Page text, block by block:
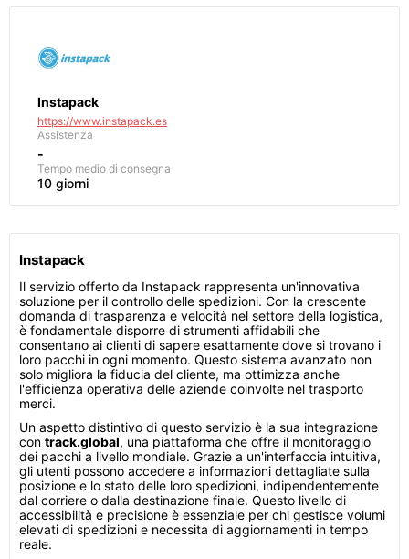
Instapack
https://www.instapack.es
Assistenza
-
Tempo medio di consegna
10 giorni
Instapack
Il servizio offerto da Instapack rappresenta un'innovativa
soluzione per il controllo delle spedizioni. Con la crescente
domanda di trasparenza e velocità nel settore della logistica,
è fondamentale disporre di strumenti affidabili che
consentano ai clienti di sapere esattamente dove si trovano i
loro pacchi in ogni momento. Questo sistema avanzato non
solo migliora la fiducia del cliente, ma ottimizza anche
l'efficienza operativa delle aziende coinvolte nel trasporto
merci.
Un aspetto distintivo di questo servizio è la sua integrazione
con track.global, una piattaforma che offre il monitoraggio
dei pacchi a livello mondiale. Grazie a un'interfaccia intuitiva,
gli utenti possono accedere a informazioni dettagliate sulla
posizione e lo stato delle loro spedizioni, indipendentemente
dal corriere o dalla destinazione finale. Questo livello di
accessibilità e precisione è essenziale per chi gestisce volumi
elevati di spedizioni e necessita di aggiornamenti in tempo
reale.